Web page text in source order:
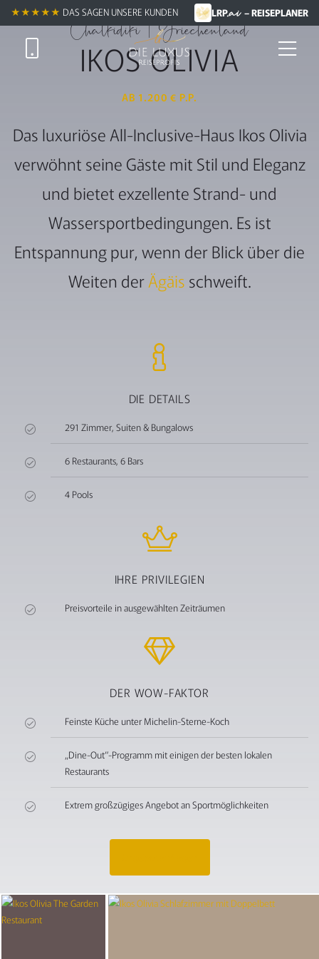
★★★★★ DAS SAGEN UNSERE KUNDEN LRP.ai – REISEPLANER
★★★★★ +
Chalkidiki | Griechenland
IKOS OLIVIA
AB 1.200 € P.P.
Das luxuriöse All-Inclusive-Haus Ikos Olivia
verwöhnt seine Gäste mit Stil und Eleganz
und bietet exzellente Strand- und
Wassersportbedingungen. Es ist
Entspannung pur, wenn der Blick über die
Weiten derÄgäis schweift.
DIE DETAILS
291 Zimmer, Suiten & Bungalows
6 Restaurants, 6 Bars
4 Pools
IHRE PRIVILEGIEN
Preisvorteile in ausgewählten Zeiträumen
DER WOW-FAKTOR
Feinste Küche unter Michelin-Sterne-Koch
„Dine-Out“-Programm mit einigen der besten lokalen
Restaurants
Extrem großzügiges Angebot an Sportmöglichkeiten